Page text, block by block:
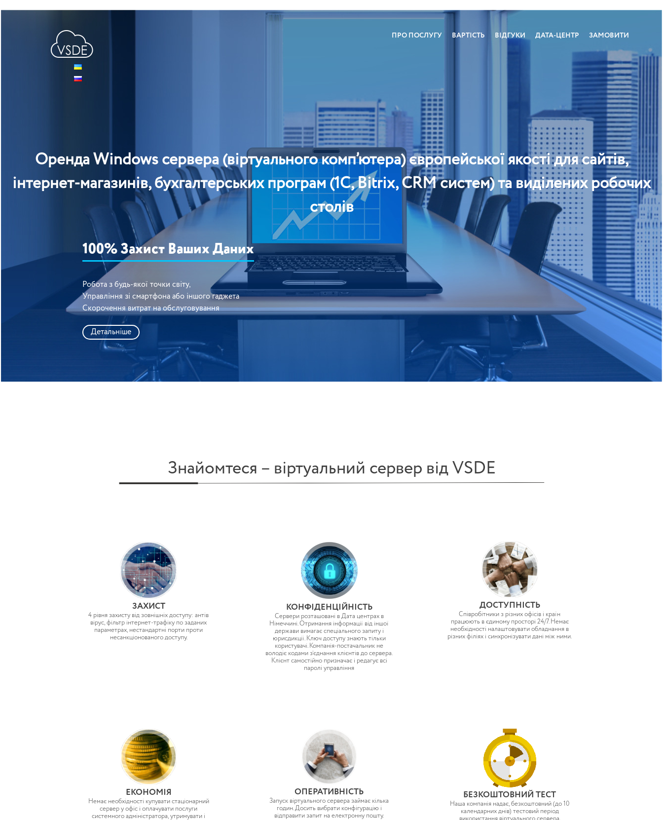
ПРО ПОСЛУГУ ВАРТІСТЬ ВІДГУКИ ДАТА-ЦЕНТР ЗАМОВИТИ
Оренда Windows сервера (віртуального комп’ютера) європейської якості для сайтів,
інтернет-магазинів, бухгалтерських програм (1С, Bitrix, CRM систем) та виділених робочих
столів
100% Захист Ваших Даних
Робота з будь-якої точки світу,
Управління зі смартфона або іншого гаджета
Скорочення витрат на обслуговування
Детальніше
Знайомтеся – віртуальний сервер від VSDE
ЗАХИСТ
4 рівня захисту від зовнішніх доступу: антів
вірус, фільтр інтернет-трафіку по заданих
параметрах, нестандартні порти проти
несанкціонованого доступу.
КОНФІДЕНЦІЙНІСТЬ
Сервери розташовані в Дата центрах в
Німеччині. Отримання інформації від іншої
держави вимагає спеціального запиту і
юрисдикції. Ключ доступу знають тільки
користувачі. Компанія-постачальник не
володіє кодами з’єднання клієнтів до сервера.
Клієнт самостійно призначає і редагує всі
паролі управління
ДОСТУПНІСТЬ
Співробітники з різних офісів і країн
працюють в єдиному просторі 24/7. Немає
необхідності налаштовувати обладнання в
різних філіях і синхронізувати дані між ними.
ЕКОНОМІЯ
Немає необхідності купувати стаціонарний
сервер у офіс і оплачувати послуги
системного адміністратора, утримувати і
ОПЕРАТИВНІСТЬ
Запуск віртуального сервера займає кілька
годин. Досить вибрати конфігурацію і
відправити запит на електронну пошту.
БЕЗКОШТОВНИЙ ТЕСТ
Наша компанія надає, безкоштовний (до 10
календарних днів) тестовий період